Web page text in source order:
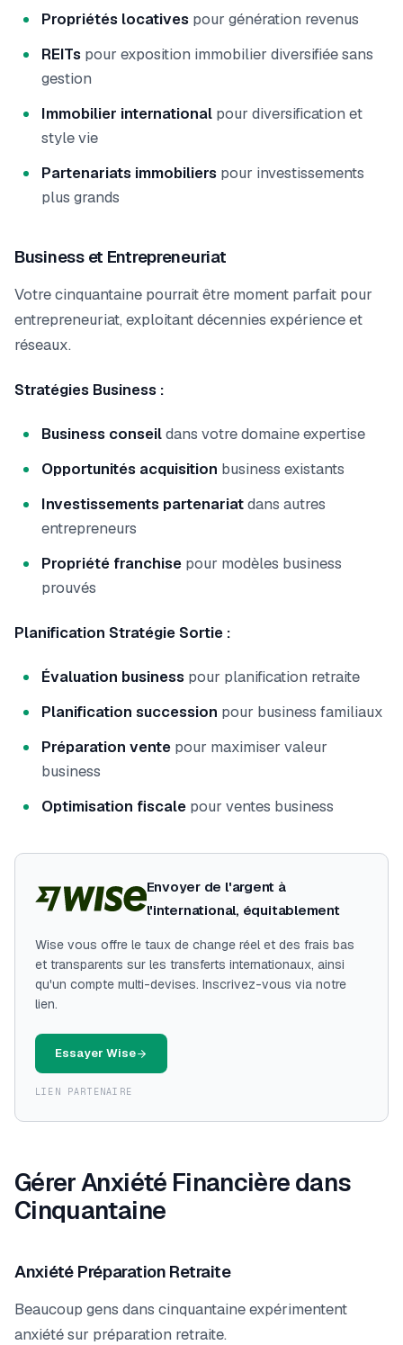
Propriétés locatives pour génération revenus
REITs pour exposition immobilier diversifiée sans
gestion
Immobilier international pour diversification et
style vie
Partenariats immobiliers pour investissements
plus grands
Business et Entrepreneuriat
Votre cinquantaine pourrait être moment parfait pour
entrepreneuriat, exploitant décennies expérience et
réseaux.
Stratégies Business :
Business conseildans votre domaine expertise
Opportunités acquisition business existants
Investissements partenariatdans autres
entrepreneurs
Propriété franchise pour modèles business
prouvés
Planification Stratégie Sortie :
Évaluation business pour planification retraite
Planification succession pour business familiaux
Préparation vente pour maximiser valeur
business
Optimisation fiscale pour ventes business
Envoyer de l'argent à
l'international, équitablement
Wise vous offre le taux de change réel et des frais bas
et transparents sur les transferts internationaux, ainsi
qu'un compte multi-devises. Inscrivez-vous via notre
lien.
Essayer Wise
LIEN PARTENAIRE
Gérer Anxiété Financière dans
Cinquantaine
Anxiété Préparation Retraite
Beaucoup gens dans cinquantaine expérimentent
anxiété sur préparation retraite.